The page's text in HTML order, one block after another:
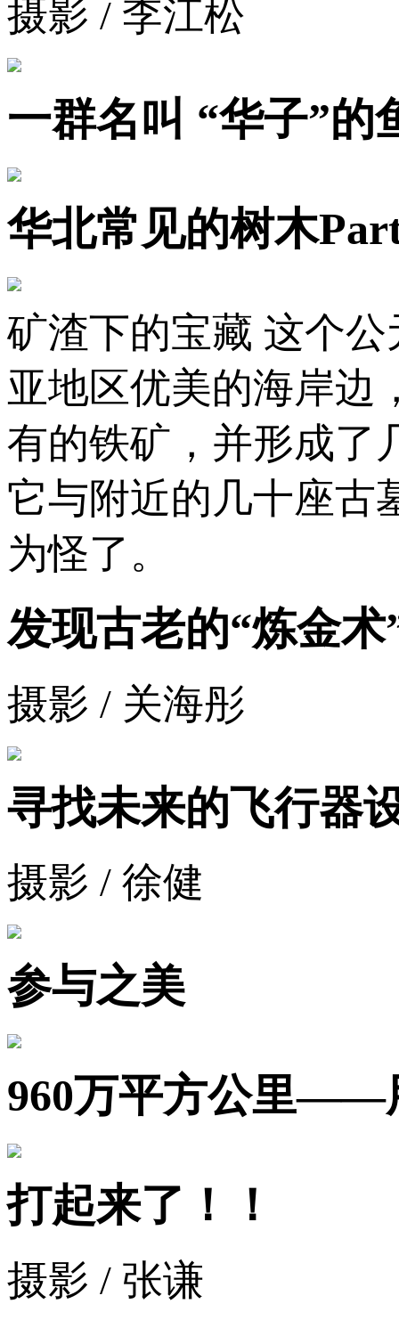
摄影 / 李江松
一群名叫 “华子”的
华北常见的树木
矿渣下的宝藏 这个
亚地区优美的海岸边
有的铁矿，并形成了
它与附近的几十座古
为怪了。
发现古老的“炼金术
摄影 / 关海彤
寻找未来的飞行器
摄影 / 徐健
参与之美
960万平方公里——
打起来了！！
摄影 / 张谦